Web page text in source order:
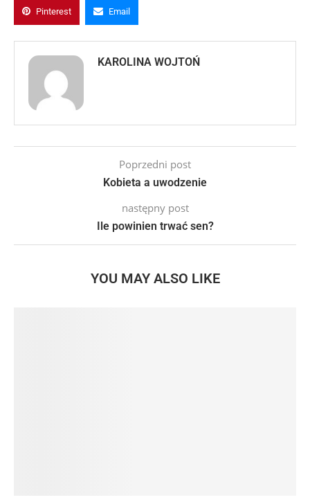
Pinterest Email
KAROLINA WOJTOŃ
Poprzedni post
Kobieta a uwodzenie
następny post
Ile powinien trwać sen?
YOU MAY ALSO LIKE